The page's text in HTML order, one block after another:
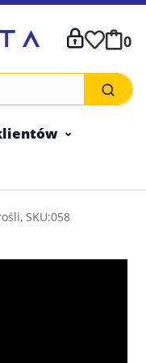
0
SKU:058